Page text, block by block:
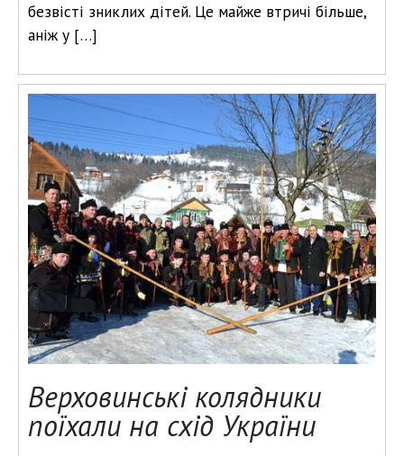
безвісті зниклих дітей. Це майже втричі більше,
аніж у […]
Верховинські колядники
поїхали на схід України